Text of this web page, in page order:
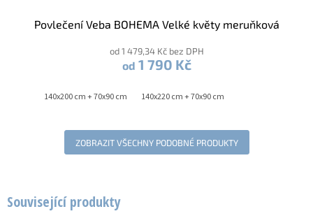
Související produkty
Povlečení Veba BOHEMA Velké květy meruňková
od 1 479,34 Kč bez DPH
od 1 790 Kč
140x200 cm + 70x90 cm 140x220 cm + 70x90 cm
ZOBRAZIT VŠECHNY PODOBNÉ PRODUKTY